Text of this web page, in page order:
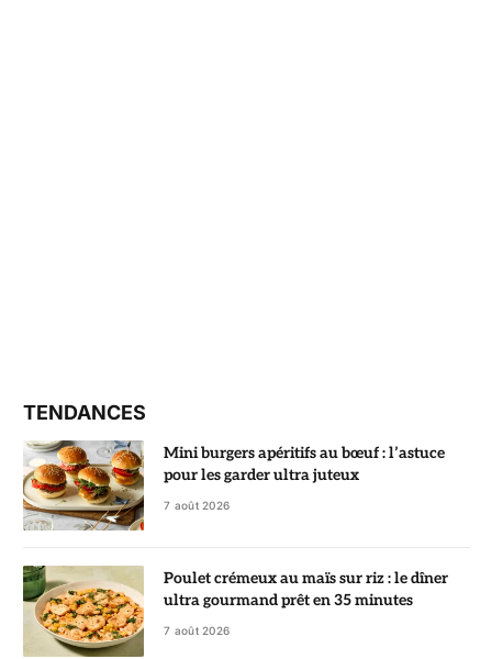
TENDANCES
Mini burgers apéritifs au bœuf : l’astuce
pour les garder ultra juteux
7 août 2026
Poulet crémeux au maïs sur riz : le dîner
ultra gourmand prêt en 35 minutes
7 août 2026